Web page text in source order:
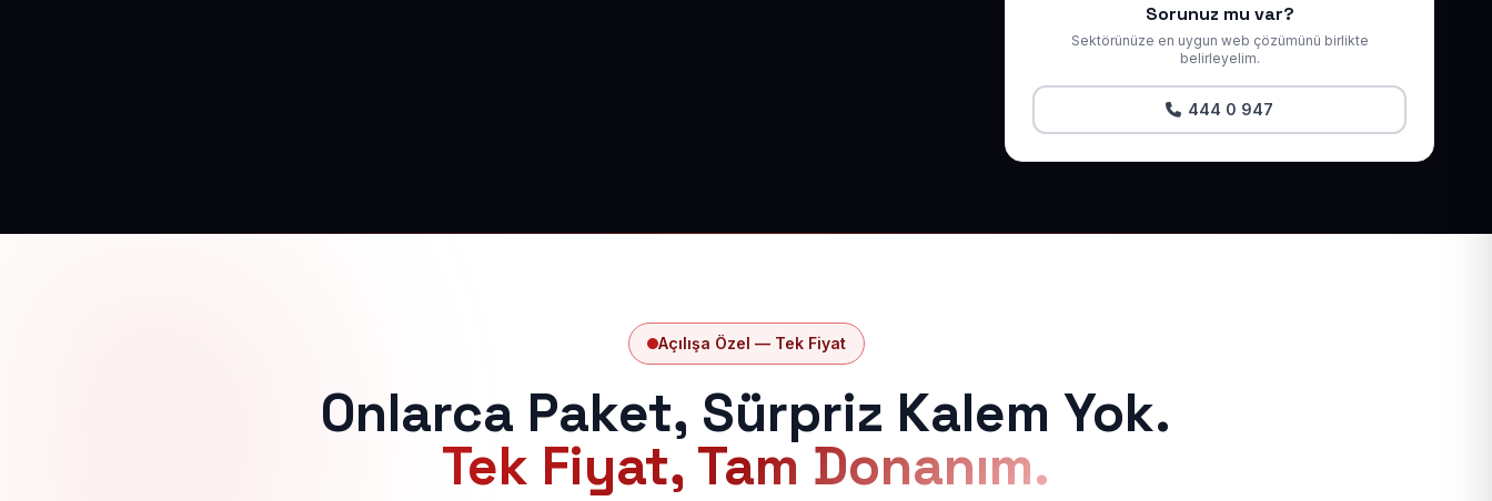
Sorunuz mu var?
Sektörünüze en uygun web çözümünü birlikte
belirleyelim.
444 0 947
Açılışa Özel — Tek Fiyat
Onlarca Paket, Sürpriz Kalem Yok.
Tek Fiyat, Tam Donanım.